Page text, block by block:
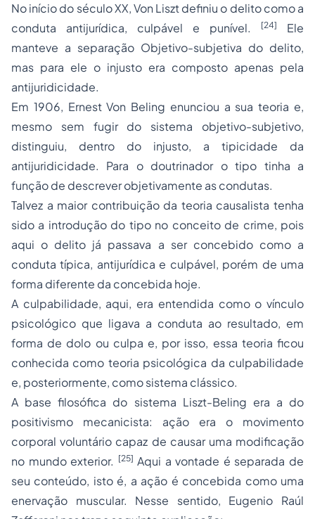
No início do século XX, Von Liszt definiu o delito como a
conduta antijurídica, culpável e punível.
[24]
Ele
manteve a separação Objetivo-subjetiva do delito,
mas para ele o injusto era composto apenas pela
antijuridicidade.
Em 1906, Ernest Von Beling enunciou a sua teoria e,
mesmo sem fugir do sistema objetivo-subjetivo,
distinguiu, dentro do injusto, a tipicidade da
antijuridicidade. Para o doutrinador o tipo tinha a
função de descrever objetivamente as condutas.
Talvez a maior contribuição da teoria causalista tenha
sido a introdução do tipo no conceito de crime, pois
aqui o delito já passava a ser concebido como a
conduta típica, antijurídica e culpável, porém de uma
forma diferente da concebida hoje.
A culpabilidade, aqui, era entendida como o vínculo
psicológico que ligava a conduta ao resultado, em
forma de dolo ou culpa e, por isso, essa teoria ficou
conhecida como teoria psicológica da culpabilidade
e, posteriormente, como sistema clássico.
A base filosófica do sistema Liszt-Beling era a do
positivismo mecanicista: ação era o movimento
corporal voluntário capaz de causar uma modificação
no mundo exterior. [25] Aqui a vontade é separada de
seu conteúdo, isto é, a ação é concebida como uma
enervação muscular. Nesse sentido, Eugenio Raúl